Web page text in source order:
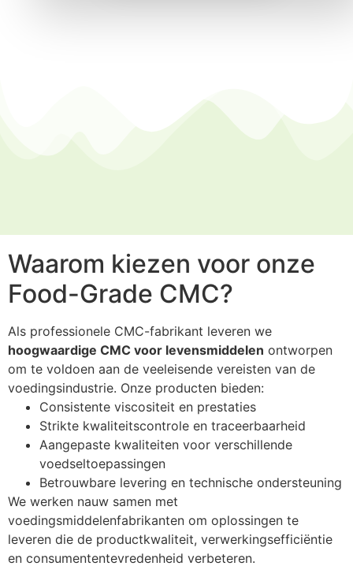
Waarom kiezen voor onze
Food-Grade CMC?
Als professionele CMC-fabrikant leveren we
hoogwaardige CMC voor levensmiddelen ontworpen
om te voldoen aan de veeleisende vereisten van de
voedingsindustrie. Onze producten bieden:
Consistente viscositeit en prestaties
Strikte kwaliteitscontrole en traceerbaarheid
Aangepaste kwaliteiten voor verschillende
voedseltoepassingen
Betrouwbare levering en technische ondersteuning
We werken nauw samen met
voedingsmiddelenfabrikanten om oplossingen te
leveren die de productkwaliteit, verwerkingsefficiëntie
en consumententevredenheid verbeteren.